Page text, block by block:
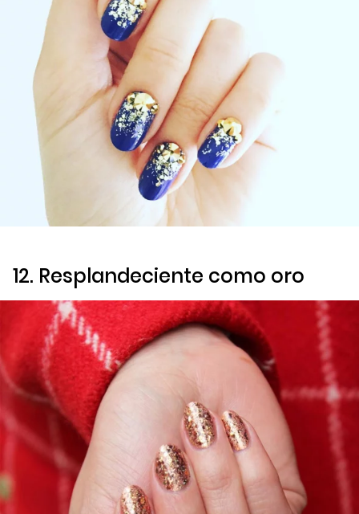
12. Resplandeciente como oro